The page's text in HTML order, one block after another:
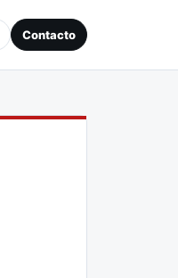
Contacto